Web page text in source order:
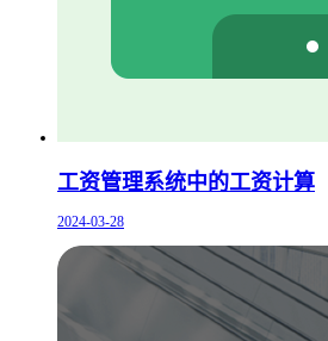
工资管理系统中的工资计算
2024-03-28